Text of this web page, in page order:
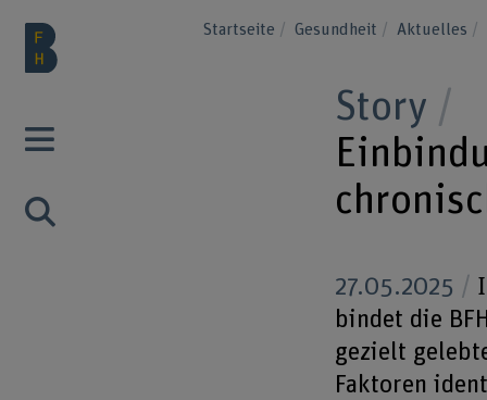
Startseite Gesundheit Aktuelles
Story
27.05.2025
bindet die
gezielt
Faktoren